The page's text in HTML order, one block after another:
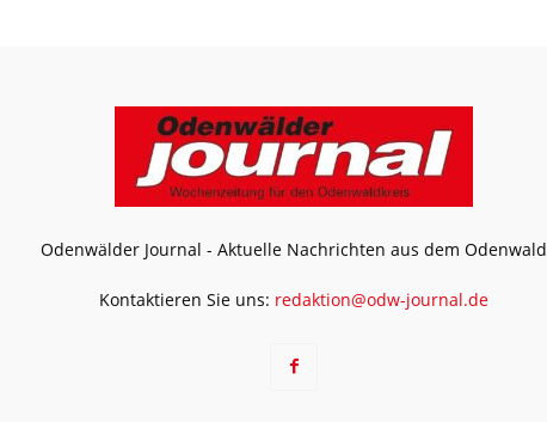
Odenwälder Journal - Aktuelle Nachrichten aus dem Odenwald
Kontaktieren Sie uns: redaktion@odw-journal.de